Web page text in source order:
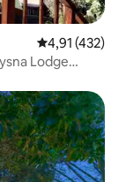
4,91 de uma
4,91 (432)
Lodge